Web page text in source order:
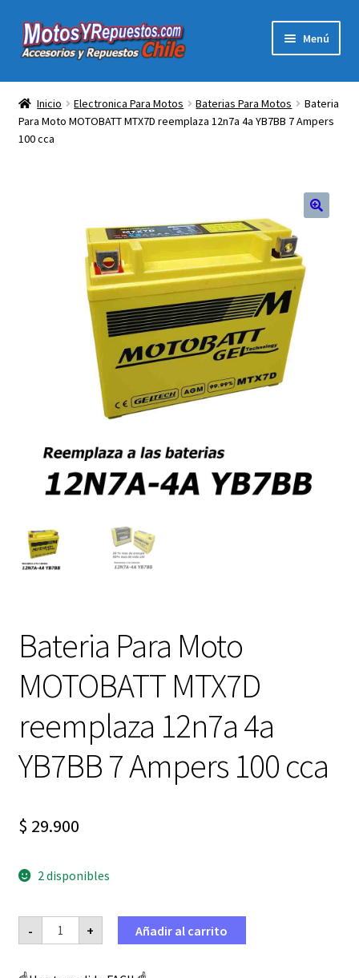
Ir
a
Ir
al
Menú
Acc y Rep Motocross Enduro
el
menú
Electronica Para Motos
Herramientas Para Taller
Ropa para Motociclistas
Tienda Física Motosyrepuestos
FAQ Preguntas Frecuentes
Inicio Electronica Para Motos Baterias Para Motos
Bateria
Para Moto MOTOBATT MTX7D reemplaza 12n7a 4a YB7BB 7 Ampers
100 cca
Bateria Para Moto
MOTOBATT MTX7D
reemplaza 12n7a 4a
YB7BB 7 Ampers 100 cca
$ 29.900
2 disponibles
-
Bateria
Para
Moto
MTX7D
+ Añadir al carrito